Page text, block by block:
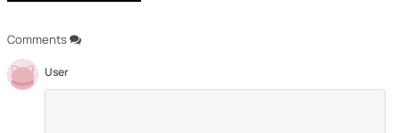
Comments
User